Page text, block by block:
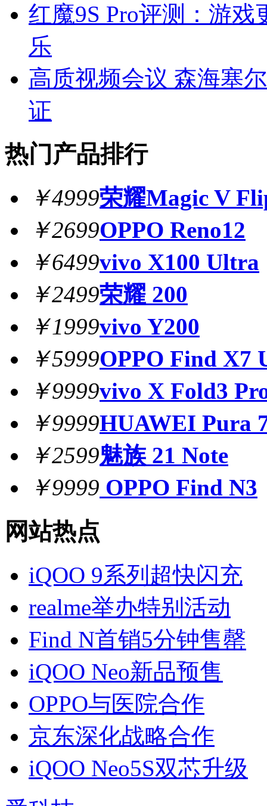
红魔9S Pro评测：游
乐
高质视频会议 森海塞
证
热门产品排行
￥4999荣耀Magic V
￥2699OPPO Reno12
￥6499vivo X100 Ultra
￥2499荣耀 200
￥1999vivo Y200
￥5999OPPO Find X7
￥9999vivo X Fold3
￥9999HUAWEI Pura
￥2599魅族 21 Note
￥9999 OPPO Find N3
网站热点
iQOO 9系列超快闪充
realme举办特别活动
Find N首销5分钟售罄
iQOO Neo新品预售
OPPO与医院合作
京东深化战略合作
iQOO Neo5S双芯升级